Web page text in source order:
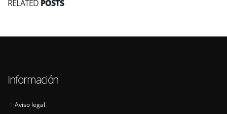
RELATED POSTS
Información
Aviso legal